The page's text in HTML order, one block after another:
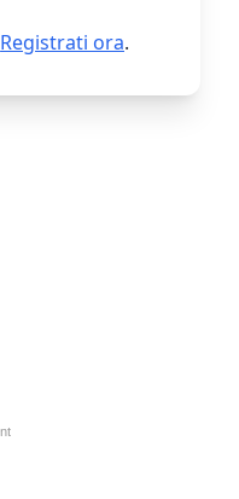
Registrati ora.